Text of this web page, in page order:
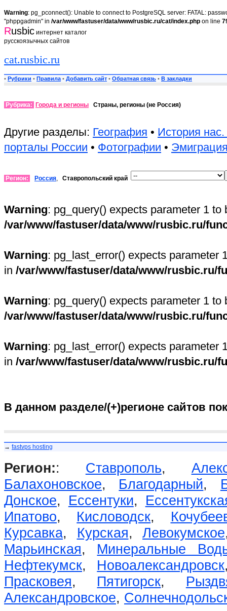
Warning: pg_pconnect(): Unable to connect to PostgreSQL server: FATAL:
"phppgadmin" in /var/www/fastuser/data/www/rusbic.ru/cat/index.php on line
Rusbic интернет каталог
русскоязычных сайтов
cat.rusbic.ru
• Рубрики • Правила • Добавить сайт • Обратная связь • В закладки
Рубрика: Города и регионы Страны, регионы (не Россия)
Другие разделы: География • История нас.
порталы России • Фотографии •
Регион: Россия, Ставропольский край
Warning: pg_query() expects parameter 1
/var/www/fastuser/data/www/rusbic.ru/
Warning: pg_last_error() expects parameter
in /var/www/fastuser/data/www/rusbic.ru/
Warning: pg_query() expects parameter 1
/var/www/fastuser/data/www/rusbic.ru/
Warning: pg_last_error() expects parameter
in /var/www/fastuser/data/www/rusbic.ru/
В данном разделе/(+)регионе сайтов
→ fastvps hosting
Регион:: Ставрополь,
Балахоновское, Благодарный,
Донское, Ессентуки,
Ипатово, Кисловодск,
Курсавка, Курская, Левокумское
Марьинская, Минеральные
Нефтекумск, Новоалександровск
Прасковея, Пятигорск,
Александровское,